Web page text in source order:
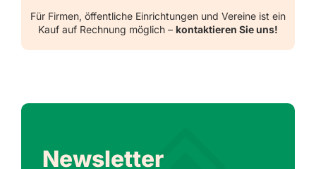
Für Firmen, öffentliche Einrichtungen und Vereine ist ein
Kauf auf Rechnung möglich – kontaktieren Sie uns!
Newsletter